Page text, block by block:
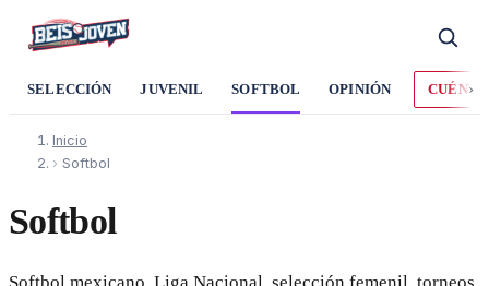
SELECCIÓN JUVENIL SOFTBOL OPINIÓN ›
Inicio
› Softbol
Softbol